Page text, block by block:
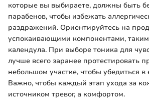
которые вы выбираете, должны быть
парабенов, чтобы избежать
раздражений. Ориентируйтесь на
успокаивающими компонентами,
календула. При выборе тоника для
лучше всего заранее протестировать
небольшом участке, чтобы убедиться в
Важно, чтобы каждый этап ухода за
источником тревог, а комфортом.